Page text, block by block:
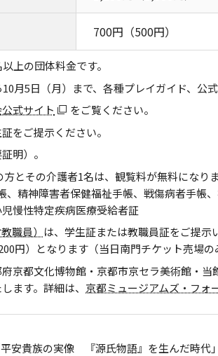
700円（500円）
上の団体料金です。
月5日（月）まで、各種プレイガイド、公
式サイト をご覧ください。
をご提示ください。
明）。
とその介護者1名は、観覧料が無料になり
、精神障害者保健福祉手帳、戦傷病者手帳
児慢性特定疾病医療受給者証
職員） は、学生証または教職員証をご提
円）となります（当日南門チケット売場
京都文化博物館・京都市京セラ美術館・
ます。詳細は、 京都ミュージアムズ・フォ
平安貴族の実像 『源氏物語』を生んだ時代｣